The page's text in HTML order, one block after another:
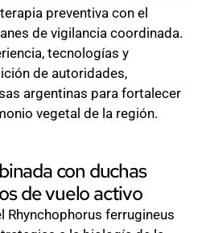
preventiva con el
de vigilancia coordinada.
tecnologías y
de autoridades,
argentinas para fortalecer
vegetal de la región.
con duchas
de vuelo activo
Rhynchophorus ferrugineus